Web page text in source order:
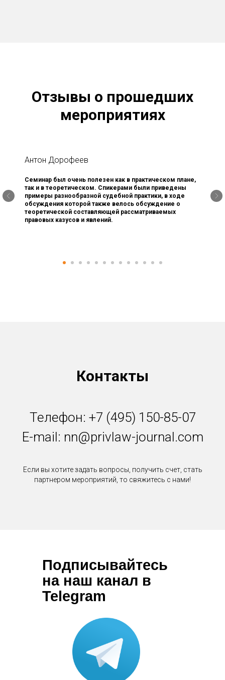
Отзывы о прошедших
мероприятиях
Антон Дорофеев
Семинар был очень полезен как в практическом плане,
так и в теоретическом. Спикерами были приведены
примеры разнообразной судебной практики, в ходе
обсуждения которой также велось обсуждение о
теоретической составляющей рассматриваемых
правовых казусов и явлений.
Контакты
Телефон: +7 (495) 150-85-07
E-mail: nn@privlaw-journal.com
Если вы хотите задать вопросы, получить счет, стать
партнером мероприятий, то свяжитесь с нами!
Подписывайтесь
на наш канал в
Telegram